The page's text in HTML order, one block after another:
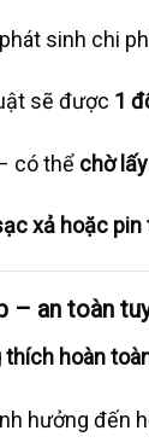
sinh chi
sẽ được 1
có thể chờ
xả hoặc
– an toàn
hoàn
hưởng đến